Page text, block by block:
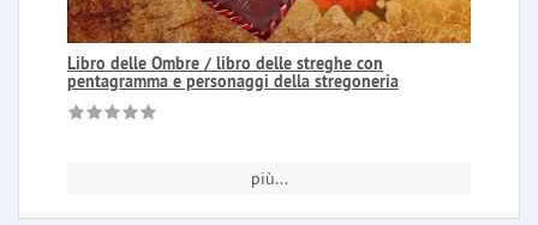
Libro delle Ombre / libro delle streghe con
pentagramma e personaggi della stregoneria
più...